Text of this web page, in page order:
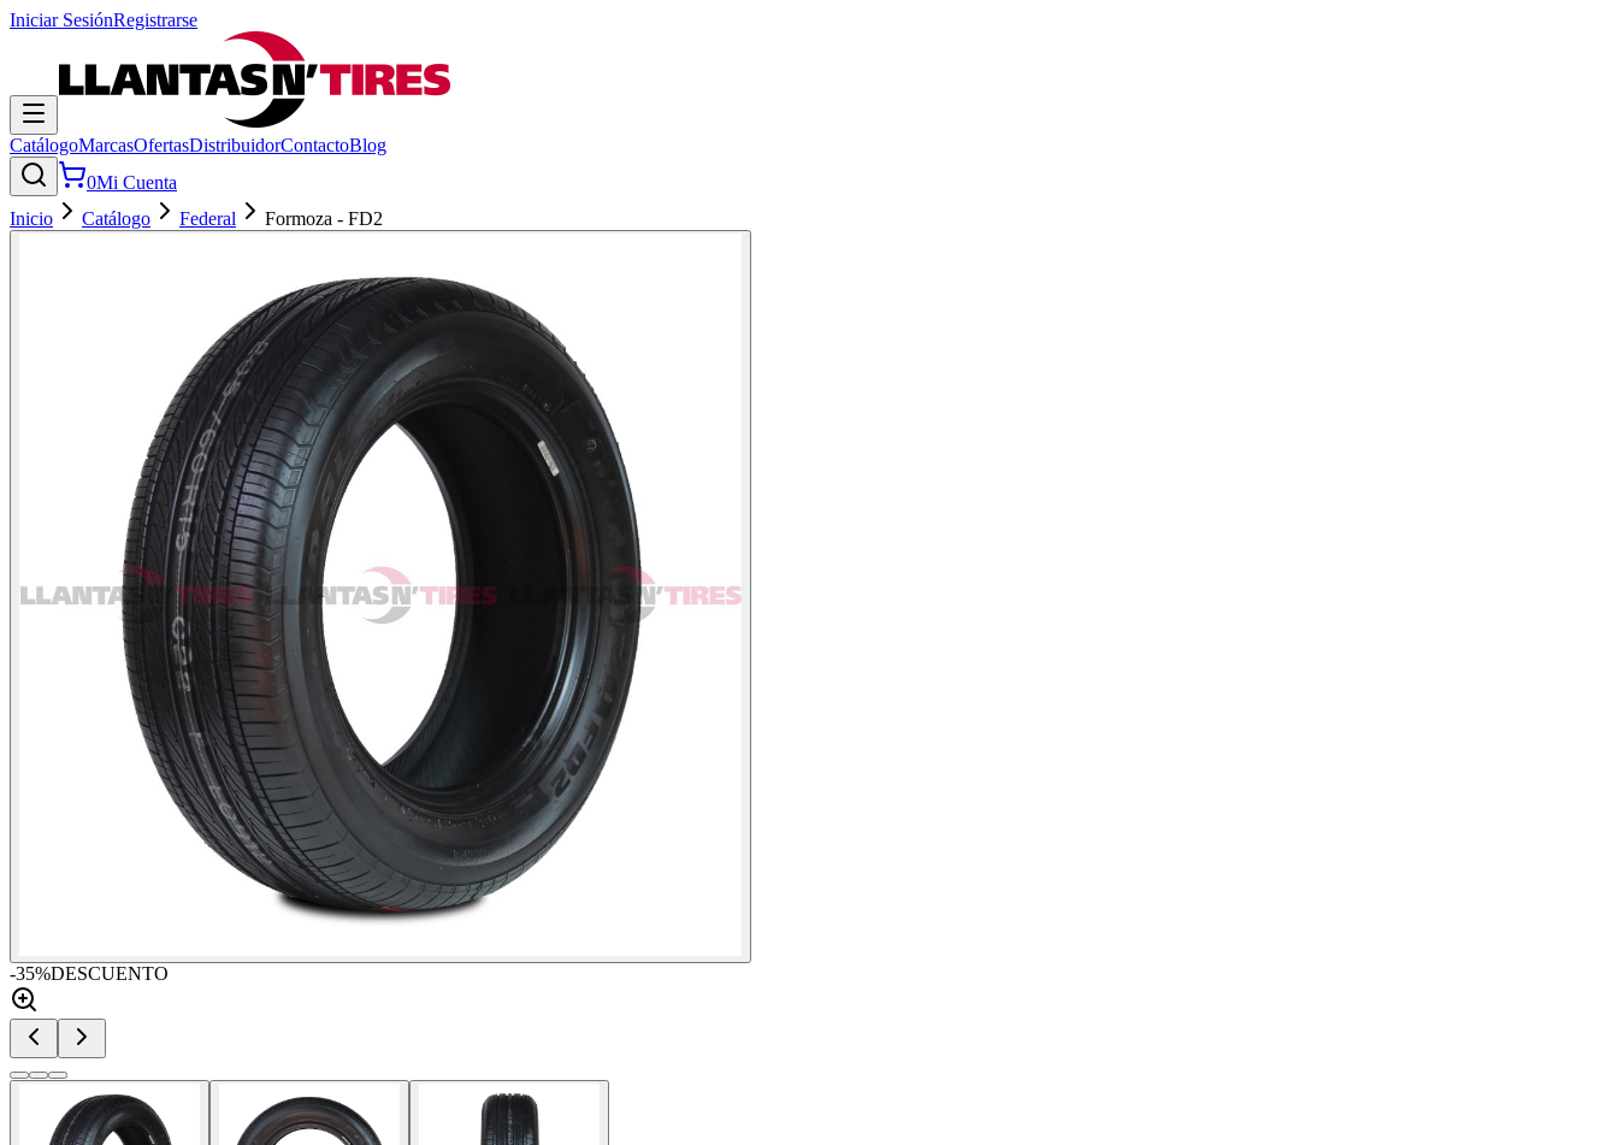
Iniciar SesiónRegistrarse
CatálogoMarcasOfertasDistribuidorContactoBlog
0Mi Cuenta
Inicio
Catálogo Federal Formoza - FD2
-35%DESCUENTO